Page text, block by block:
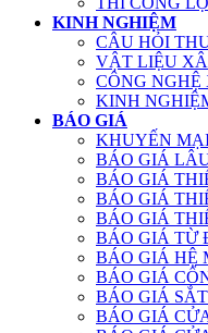
KINH NGHIỆM
CÂU HỎI
VẬT LIỆU
CÔNG
KINH
BÁO GIÁ
KHUYẾN
BÁO GIÁ
BÁO GIÁ
BÁO GIÁ
BÁO GIÁ
BÁO GIÁ TỪ
BÁO GIÁ HỆ
BÁO GIÁ
BÁO GIÁ
BÁO GIÁ